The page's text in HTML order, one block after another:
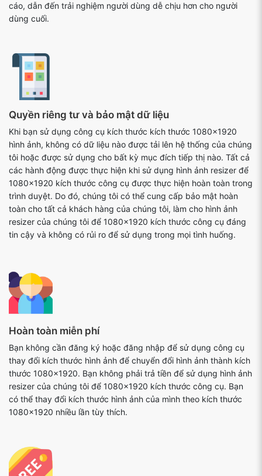
cáo, dẫn đến trải nghiệm người dùng dễ chịu hơn cho người
dùng cuối.
Quyền riêng tư và bảo mật dữ liệu
Khi bạn sử dụng công cụ kích thước kích thước 1080x1920
hình ảnh, không có dữ liệu nào được tải lên hệ thống của chúng
tôi hoặc được sử dụng cho bất kỳ mục đích tiếp thị nào. Tất cả
các hành động được thực hiện khi sử dụng hình ảnh resizer để
1080x1920 kích thước công cụ được thực hiện hoàn toàn trong
trình duyệt. Do đó, chúng tôi có thể cung cấp bảo mật hoàn
toàn cho tất cả khách hàng của chúng tôi, làm cho hình ảnh
resizer của chúng tôi để 1080x1920 kích thước công cụ đáng
tin cậy và không có rủi ro để sử dụng trong mọi tình huống.
Hoàn toàn miễn phí
Bạn không cần đăng ký hoặc đăng nhập để sử dụng công cụ
thay đổi kích thước hình ảnh để chuyển đổi hình ảnh thành kích
thước 1080x1920. Bạn không phải trả tiền để sử dụng hình ảnh
resizer của chúng tôi để 1080x1920 kích thước công cụ. Bạn
có thể thay đổi kích thước hình ảnh của mình theo kích thước
1080x1920 nhiều lần tùy thích.